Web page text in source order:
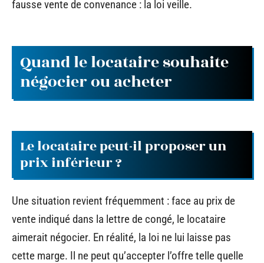
fausse vente de convenance : la loi veille.
Quand le locataire souhaite
négocier ou acheter
Le locataire peut-il proposer un
prix inférieur ?
Une situation revient fréquemment : face au prix de
vente indiqué dans la lettre de congé, le locataire
aimerait négocier. En réalité, la loi ne lui laisse pas
cette marge. Il ne peut qu’accepter l’offre telle quelle